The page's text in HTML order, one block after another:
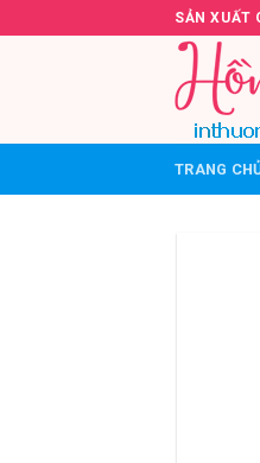
to
SẢN XUẤT
TRANG